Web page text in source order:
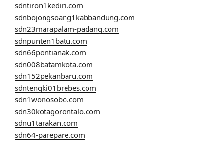
sdntiron1kediri.com
sdnbojongsoang1kabbandung.com
sdn23marapalam-padang.com
sdnpunten1batu.com
sdn66pontianak.com
sdn008batamkota.com
sdn152pekanbaru.com
sdntengki01brebes.com
sdn1wonosobo.com
sdn30kotagorontalo.com
sdnu1tarakan.com
sdn64-parepare.com